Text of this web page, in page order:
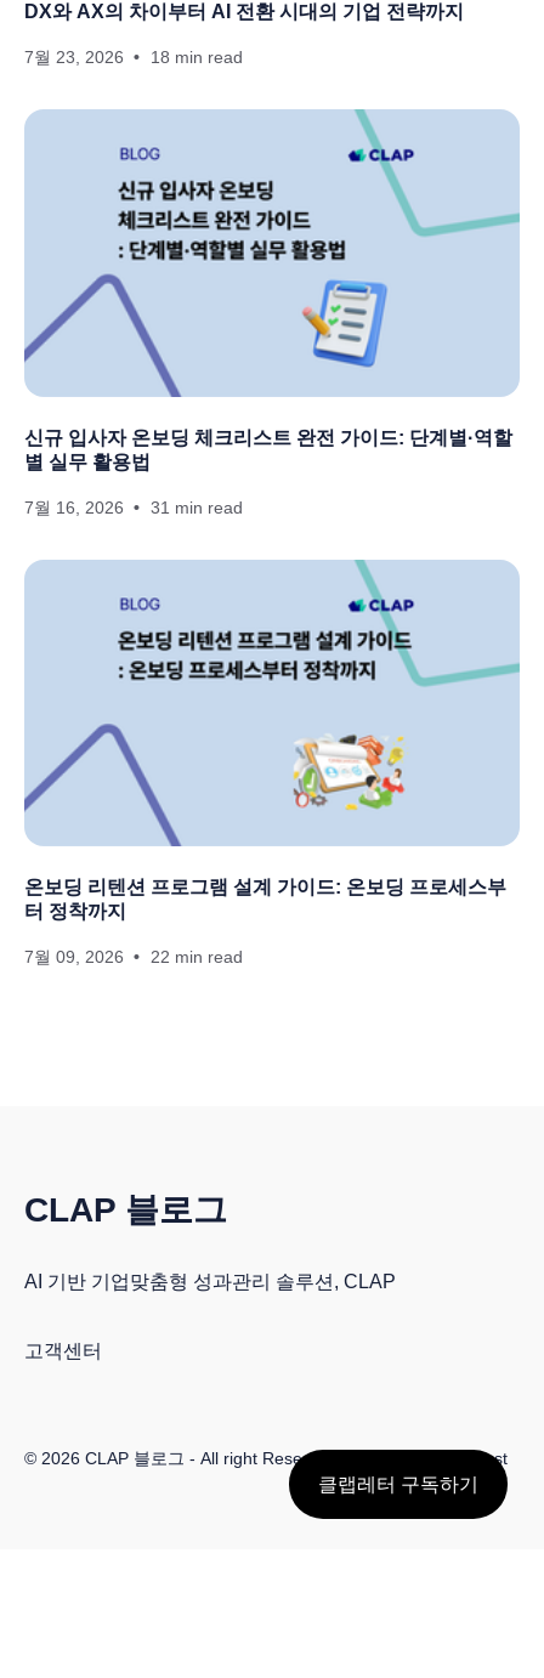
DX와 AX의 차이부터 AI 전환 시대의 기업 전략까지
7월 23, 2026 18 min read
신규 입사자 온보딩 체크리스트 완전 가이드: 단계별·역할
별 실무 활용법
7월 16, 2026 31 min read
온보딩 리텐션 프로그램 설계 가이드: 온보딩 프로세스부
터 정착까지
7월 09, 2026 22 min read
CLAP 블로그
AI 기반 기업맞춤형 성과관리 솔루션, CLAP
고객센터
© 2026 CLAP 블로그 - All right Reserved. Published with Ghost
클랩레터 구독하기